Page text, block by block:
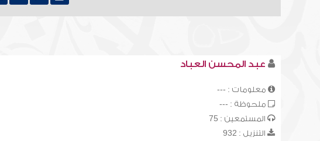
عبد المحسن العباد
معلومات : ---
ملحوظة : ---
المستمعين : 75
التنزيل : 932